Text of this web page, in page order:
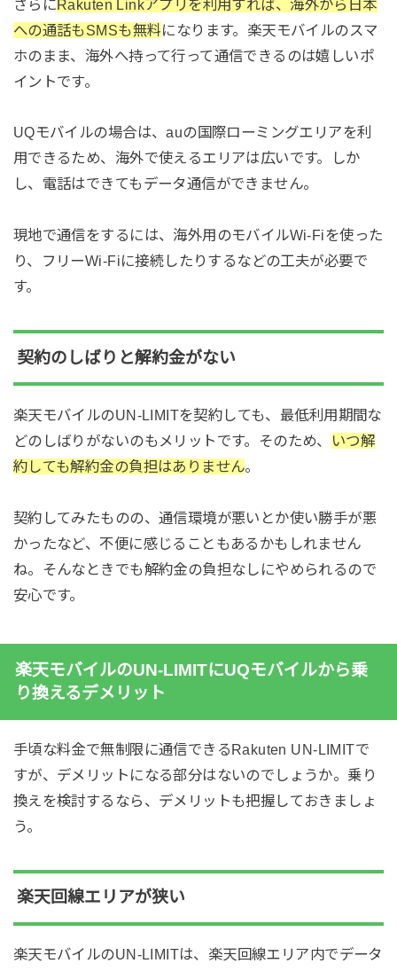
さらにRakuten Linkアプリを利用すれば、海外から日本
への通話もSMSも無料になります。楽天モバイルのスマ
ホのまま、海外へ持って行って通信できるのは嬉しいポ
イントです。
UQモバイルの場合は、auの国際ローミングエリアを利
用できるため、海外で使えるエリアは広いです。しか
し、電話はできてもデータ通信ができません。
現地で通信をするには、海外用のモバイルWi-Fiを使った
り、フリーWi-Fiに接続したりするなどの工夫が必要で
す。
契約のしばりと解約金がない
楽天モバイルのUN-LIMITを契約しても、最低利用期間な
どのしばりがないのもメリットです。そのため、
いつ解
約しても解約金の負担はありません。
契約してみたものの、通信環境が悪いとか使い勝手が悪
かったなど、不便に感じることもあるかもしれません
ね。そんなときでも解約金の負担なしにやめられるので
安心です。
楽天モバイルのUN-LIMITにUQモバイルから乗
り換えるデメリット
手頃な料金で無制限に通信できるRakuten UN-LIMITで
すが、デメリットになる部分はないのでしょうか。乗り
換えを検討するなら、デメリットも把握しておきましょ
う。
楽天回線エリアが狭い
楽天モバイルのUN-LIMITは、楽天回線エリア内でデータ